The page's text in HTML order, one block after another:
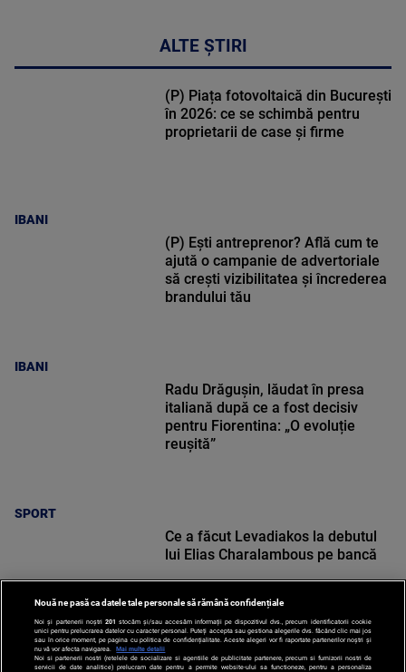
ALTE ȘTIRI
IBANI
(P) Piața fotovoltaică din București
în 2026: ce se schimbă pentru
proprietarii de case și firme
IBANI
(P) Ești antreprenor? Află cum te
ajută o campanie de advertoriale
să crești vizibilitatea și încrederea
brandului tău
SPORT
Radu Drăgușin, lăudat în presa
italiană după ce a fost decisiv
pentru Fiorentina: „O evoluție
reușită”
SPORT
Ce a făcut Levadiakos la debutul
lui Elias Charalambous pe bancă
Nouă ne pasă ca datele tale personale să rămână confidențiale
Noi și partenerii noștri 201 stocăm și/sau accesăm informații pe dispozitivul dvs., precum identificatorii cookie
unici pentru prelucrarea datelor cu caracter personal. Puteți accepta sau gestiona alegerile dvs. făcând clic mai jos
sau în orice moment, pe pagina cu politica de confidențialitate. Aceste alegeri vor fi raportate partenerilor noștri și
nu vă vor afecta navigarea.
Mai multe detalii
Noi si partenerii nostri (retelele de socializare si agentiile de publicitate partenere, precum si furnizorii nostri de
servicii de date analitice) prelucram date pentru a permite website-ului sa functioneze, pentru a personaliza